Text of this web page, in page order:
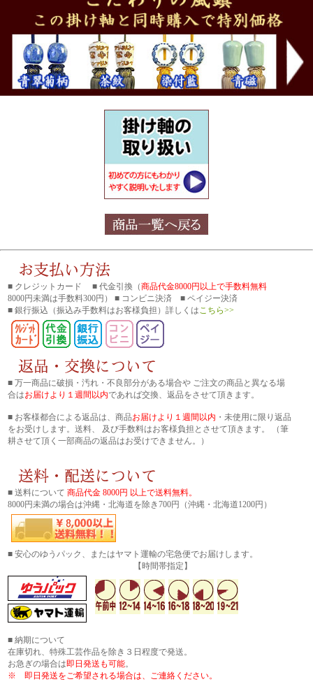
■ クレジットカード ■ 代金引換（商品代金8000円以上で手数料無料
8000円未満は手数料300円） ■ コンビニ決済 ■ ペイジー決済
■ 銀行振込 （振込み手数料はお客様負担）詳しくは こちら>>
■ 万一商品に破損・汚れ・不良部分がある場合や ご注文の商品と異なる場
合はお届けより１週間以内であれば交換、返品をさせて頂きます。
■ お客様都合による返品は、商品お届けより１週間以内 ・未使用に限り返品
をお受けします。送料、 及び手数料はお客様負担とさせて頂きます。 （筆
耕させて頂く一部商品の返品はお受けできません。）
■ 送料について 商品代金 8000円 以上で送料無料。
8000円未満の場合は沖縄・北海道を除き700円（沖縄・北海道1200円）
■ 安心のゆうパック、またはヤマト運輸の宅急便でお届けします。
【時間帯指定】
■ 納期について
在庫切れ、特殊工芸作品を除き３日程度で発送。
お急ぎの場合は即日発送も可能。
※ 即日発送をご希望される場合は、ご連絡ください。